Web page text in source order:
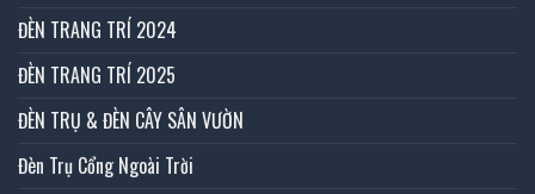
ĐÈN TRANG TRÍ 2024
ĐÈN TRANG TRÍ 2025
ĐÈN TRỤ & ĐÈN CÂY SÂN VƯỜN
Đèn Trụ Cổng Ngoài Trời